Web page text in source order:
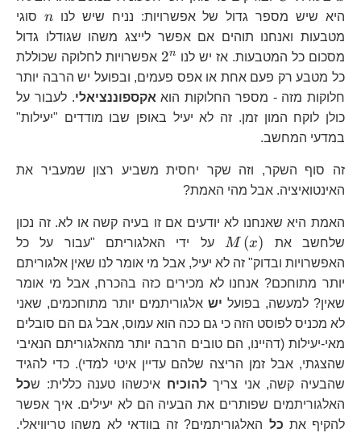
היא שיש מספר גדול של אפשרויות: נניח שיש לנו
n
n סוגי
מטבעות ואנחנו תוהים אם אפשר לייצג משהו שגודלו גדול
מסכום כל המטבעות. אז יש לנו
2^{n}
2n
אפשרויות לחלוקה שכוללת
כל מטבע רק פעם אחת או אפס פעמים, ובפועל יש הרבה יותר
חלוקות מזה - מספר החלוקות הוא אקספוננציאלי. לעבור על
כולן לוקח המון זמן. זה לא יעיל באופן שבו מודדים "יעילות"
במדעי המחשב.
זה סוף השקר, וזה שקר יחסית משביע רצון שמעביר את
האינטואיציה. אבל מהי האמת?
האמת היא שאנחנו לא יודעים אם זו בעיה קשה או לא. זה נכון
שלחשב את
M\left(x\right)
M (x)
על ידי האלגוריתם "עבור על כל
האפשרויות ובדוק" זה לא יעיל, אבל מי אומר לנו שאין אלגוריתם
יותר מתוחכם? אנחנו לא מכירים כזה בהכרח, אבל מי אומר
שאין? למעשה, בפועל יש אלגוריתמים יותר מתוחכמים, שאני
לא מכניס לפוסט הזה כי גם ככה הוא עמוס, אבל גם הם סובלים
מאי-יעילות (דהיינו, הם טובים הרבה יותר מהאלגוריתם הנאיבי
שהצגתי, אבל זמן הריצה שלהם עדיין איטי למדי). כדי להגיד
שהבעיה קשה, אני צריךלהוכיח איכשהו טענה כללית: שכל
האלגוריתמים שפותרים את הבעיה הם לא יעילים. איך אפשר
להקיף את כל האלגוריתמים? זה בוודאי לא משהו טריוויאלי.